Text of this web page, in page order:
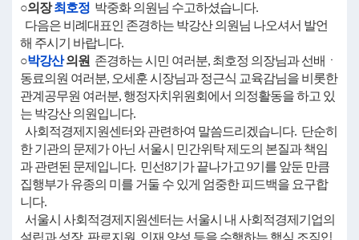
○의장최호정 박중화 의원님 수고하셨습니다.
다음은 비례대표인 존경하는 박강산 의원님 나오셔서 발언
해 주시기 바랍니다.
○박강산의원 존경하는 시민 여러분, 최호정 의장님과 선배ㆍ
동료의원 여러분, 오세훈 시장님과 정근식 교육감님을 비롯한
관계공무원 여러분, 행정자치위원회에서 의정활동을 하고 있
는 박강산 의원입니다.
사회적경제지원센터와 관련하여 말씀드리겠습니다. 단순히
한 기관의 문제가 아닌 서울시 민간위탁 제도의 본질과 책임
과 관련된 문제입니다. 민선8기가 끝나가고 9기를 앞둔 만큼
집행부가 유종의 미를 거둘 수 있게 엄중한 피드백을 요구합
니다.
서울시 사회적경제지원센터는 서울시 내 사회적경제기업의
설립과 성장, 판로지원, 인재 양성 등을 수행하는 핵심 조직입